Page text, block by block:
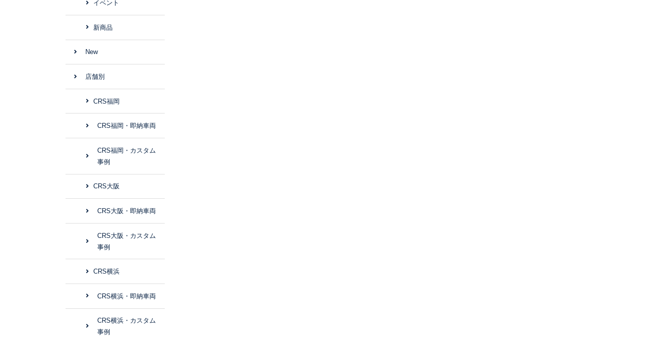
イベント
新商品
New
店舗別
CRS福岡
CRS福岡・即納車両
CRS福岡・カスタム
事例
CRS大阪
CRS大阪・即納車両
CRS大阪・カスタム
事例
CRS横浜
CRS横浜・即納車両
CRS横浜・カスタム
事例